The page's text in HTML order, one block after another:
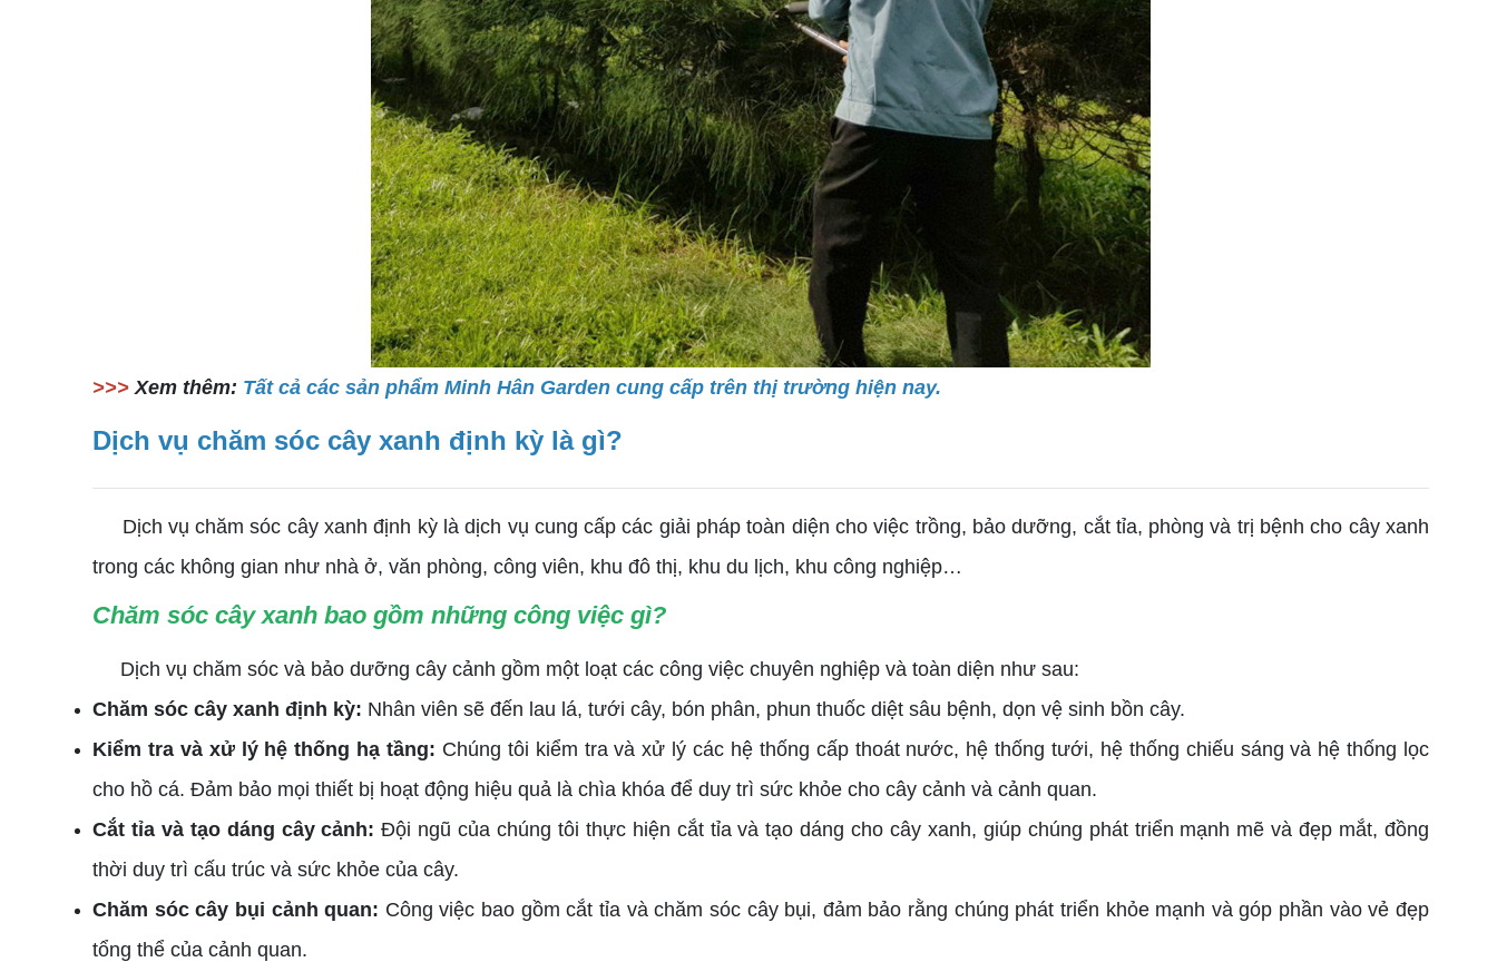
>>> Xem thêm: Tất cả các sản phẩm Minh Hân Garden cung cấp trên thị trường hiện nay.
Dịch vụ chăm sóc cây xanh định kỳ là gì?
Dịch vụ chăm sóc cây xanh định kỳ là dịch vụ cung cấp các giải pháp toàn diện cho việc trồng, bảo dưỡng, cắt tỉa, phòng và trị bệnh cho cây xanh
trong các không gian như nhà ở, văn phòng, công viên, khu đô thị, khu du lịch, khu công nghiệp…
Chăm sóc cây xanh bao gồm những công việc gì?
Dịch vụ chăm sóc và bảo dưỡng cây cảnh gồm một loạt các công việc chuyên nghiệp và toàn diện như sau:
Chăm sóc cây xanh định kỳ: Nhân viên sẽ đến lau lá, tưới cây, bón phân, phun thuốc diệt sâu bệnh, dọn vệ sinh bồn cây.
Kiểm tra và xử lý hệ thống hạ tầng: Chúng tôi kiểm tra và xử lý các hệ thống cấp thoát nước, hệ thống tưới, hệ thống chiếu sáng và hệ thống lọc
cho hồ cá. Đảm bảo mọi thiết bị hoạt động hiệu quả là chìa khóa để duy trì sức khỏe cho cây cảnh và cảnh quan.
Cắt tỉa và tạo dáng cây cảnh:Đội ngũ của chúng tôi thực hiện cắt tỉa và tạo dáng cho cây xanh, giúp chúng phát triển mạnh mẽ và đẹp mắt, đồng
thời duy trì cấu trúc và sức khỏe của cây.
Chăm sóc cây bụi cảnh quan: Công việc bao gồm cắt tỉa và chăm sóc cây bụi, đảm bảo rằng chúng phát triển khỏe mạnh và góp phần vào vẻ đẹp
tổng thể của cảnh quan.